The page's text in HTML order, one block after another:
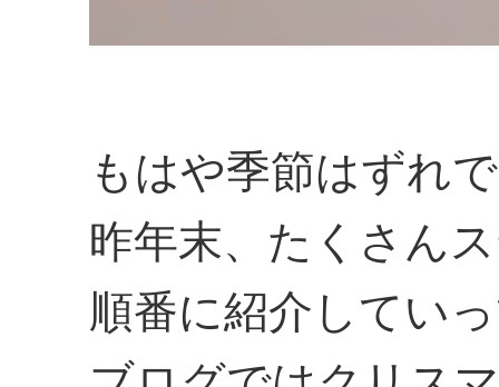
もはや季節はずれ
昨年末、たくさん
順番に紹介してい